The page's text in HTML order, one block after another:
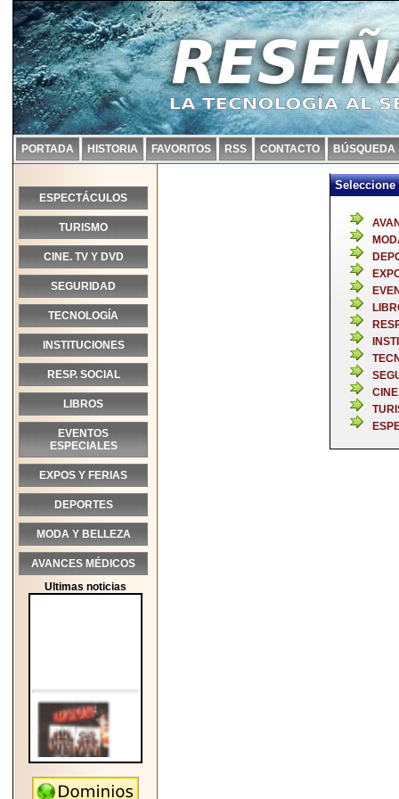
PORTADA HISTORIA FAVORITOS RSS CONTACTO BÚSQUEDA
ESPECTÁCULOS
TURISMO
CINE. TV Y DVD
SEGURIDAD
TECNOLOGÍA
INSTITUCIONES
RESP. SOCIAL
LIBROS
EVENTOS
ESPECIALES
EXPOS Y FERIAS
DEPORTES
MODA Y BELLEZA
AVANCES MÉDICOS
Ultimas noticias